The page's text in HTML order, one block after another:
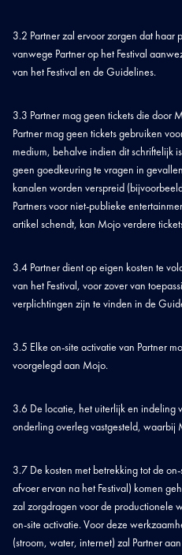
3.2 Partner zal ervoor zorgen dat
vanwege Partner op het Festival
van het Festival en de Guidelines.
3.3 Partner mag geen tickets die door
Partner mag geen tickets gebruiken
medium, behalve indien dit schriftelijk
geen goedkeuring te vragen in
kanalen worden verspreid
Partners voor niet-publieke
artikel schendt, kan Mojo verdere
3.4 Partner dient op eigen kosten te
van het Festival, voor zover van
verplichtingen zijn te vinden in de
3.5 Elke on-site activatie van Partner
voorgelegd aan Mojo.
3.6 De locatie, het uiterlijk en indeling
onderling overleg vastgesteld, waarbij
3.7 De kosten met betrekking tot de
afvoer ervan na het Festival) komen
zal zorgdragen voor de productionele
on-site activatie. Voor deze
(stroom, water, internet) zal Partner